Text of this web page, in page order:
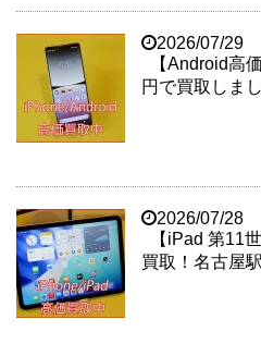
2026/07/29
【Android高
円で買取しま
2026/07/28
【iPad 第11
買取！名古屋